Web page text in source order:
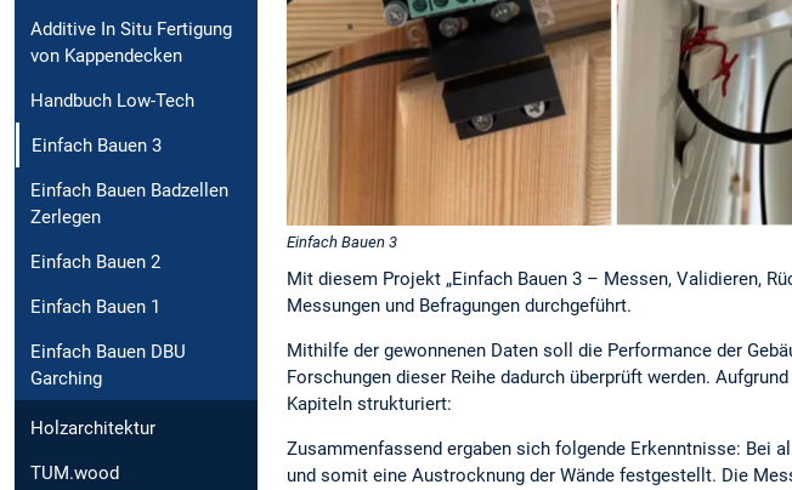
Additive In Situ Fertigung
von Kappendecken
Handbuch Low-Tech
Einfach Bauen 3
Einfach Bauen Badzellen
Zerlegen
Einfach Bauen 2
Einfach Bauen 1
Einfach Bauen DBU
Garching
Holzarchitektur
TUM.wood
Einfach Bauen 3
Mit diesem Projekt „Einfach Bauen 3 – Messen, Validieren,
Messungen und Befragungen durchgeführt.
Mithilfe der gewonnenen Daten soll die Performance der
Forschungen dieser Reihe dadurch überprüft werden.
Kapiteln strukturiert:
Zusammenfassend ergaben sich folgende Erkenntnisse: Bei
und somit eine Austrocknung der Wände festgestellt. Die